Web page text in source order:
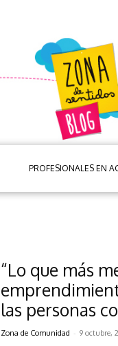
PROFESIONALES EN
“Lo que más
las personas
Zona de Comunidad - 9 octubre,